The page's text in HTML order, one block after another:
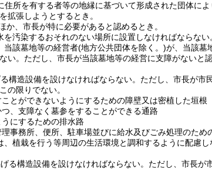
住所を有する者等の地縁に基づいて形成された団体に
拡張しようとするとき。
か、市長が特に必要があると認めるとき。
汚染するおそれのない場所に設置しなければならない
当該墓地等の経営者(地方公共団体を除く。)が、当該墓
い。 ただし、市長が当該墓地等の経営に支障がないと
構造設備を設けなければならない。 ただし、市長が市
の限りでない。
とができないようにするための障壁又は密植した垣根
、支障なく墓参をすることができる通路
にするための排水路
事務所、便所、駐車場並びに給水及びごみ処理のため
植栽を行う等周辺の生活環境と調和するように配慮し
る構造設備を設けなければならない。 ただし、市長が